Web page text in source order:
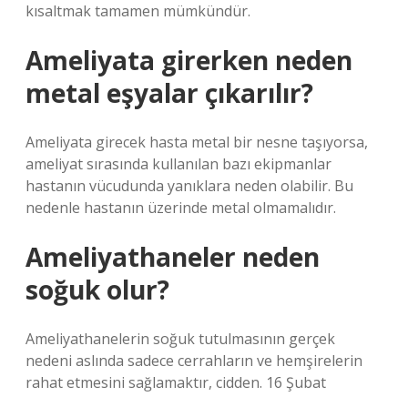
kısaltmak tamamen mümkündür.
Ameliyata girerken neden
metal eşyalar çıkarılır?
Ameliyata girecek hasta metal bir nesne taşıyorsa,
ameliyat sırasında kullanılan bazı ekipmanlar
hastanın vücudunda yanıklara neden olabilir. Bu
nedenle hastanın üzerinde metal olmamalıdır.
Ameliyathaneler neden
soğuk olur?
Ameliyathanelerin soğuk tutulmasının gerçek
nedeni aslında sadece cerrahların ve hemşirelerin
rahat etmesini sağlamaktır, cidden. 16 Şubat